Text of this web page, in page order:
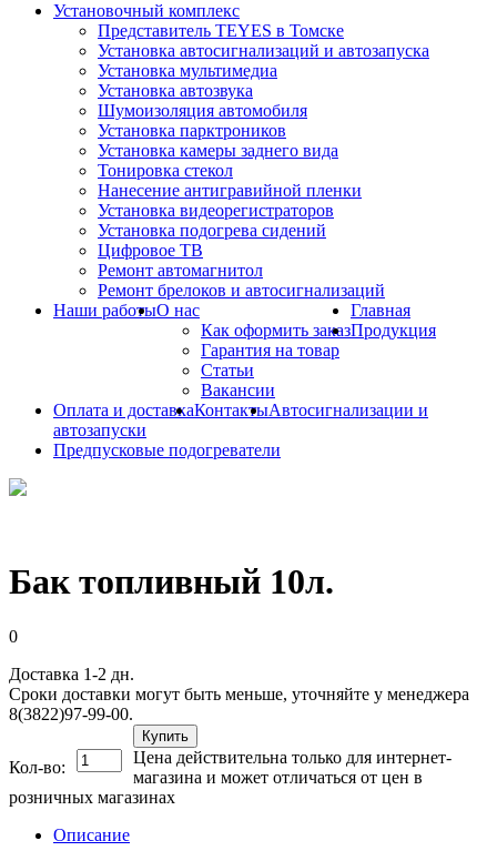
Установочный комплекс
Представитель TEYES в Томске
Установка автосигнализаций и автозапуска
Установка мультимедиа
Установка автозвука
Шумоизоляция автомобиля
Установка парктроников
Установка камеры заднего вида
Тонировка стекол
Нанесение антигравийной пленки
Установка видеорегистраторов
Установка подогрева сидений
Цифровое ТВ
Ремонт автомагнитол
Ремонт брелоков и автосигнализаций
Наши работыО нас
Как оформить заказ
Гарантия на товар
Статьи
Вакансии
Оплата и доставкаКонтакты
Главная
Продукция
Автосигнализации и
автозапуски
Предпусковые подогреватели
Бак топливный 10л.
0
Доставка 1-2 дн.
Сроки доставки могут быть меньше, уточняйте у менеджера
8(3822)97-99-00.
Кол-во:
Купить
Цена действительна только для интернет-
магазина и может отличаться от цен в
розничных магазинах
Описание